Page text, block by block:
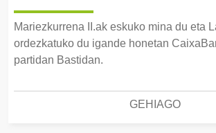
Mariezkurrena II.ak eskuko mina du eta
ordezkatuko du igande honetan
partidan Bastidan.
GEHIAGO